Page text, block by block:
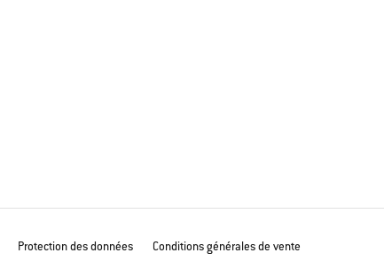
Protection des données Conditions générales de vente